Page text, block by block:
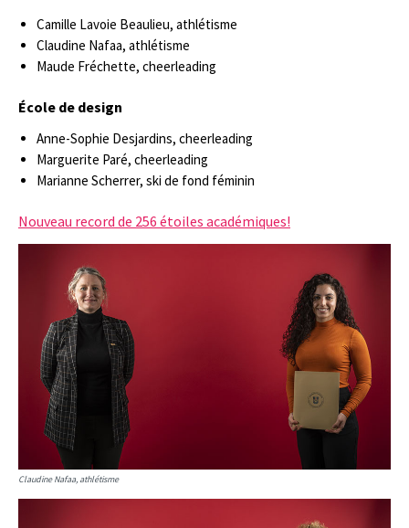
Camille Lavoie Beaulieu, athlétisme
Claudine Nafaa, athlétisme
Maude Fréchette, cheerleading
École de design
Anne-Sophie Desjardins, cheerleading
Marguerite Paré, cheerleading
Marianne Scherrer, ski de fond féminin
Nouveau record de 256 étoiles académiques!
Claudine Nafaa, athlétisme